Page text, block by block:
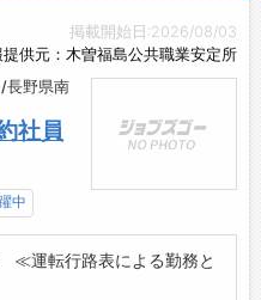
掲載開始日:2026/08/03
提供元：木曽福島公共職業安定所
長野県南
社員
中
運転行路表による勤務と